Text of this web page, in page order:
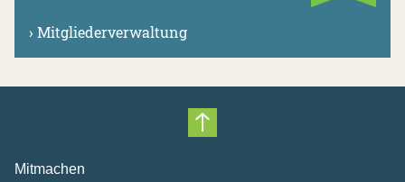
› Mitgliederverwaltung
Nach oben scrollen
Mitmachen